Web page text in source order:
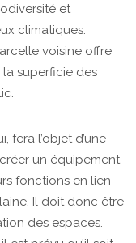
et
climatiques.
voisine offre
la superficie des
fera l’objet d’une
un équipement
fonctions en lien
Il doit donc être
des espaces.